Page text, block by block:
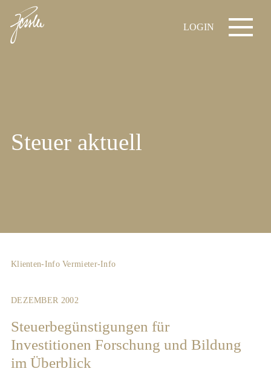
LOGIN
Steuer aktuell
Klienten-Info Vermieter-Info
DEZEMBER 2002
Steuerbegünstigungen für
Investitionen Forschung und Bildung
im Überblick